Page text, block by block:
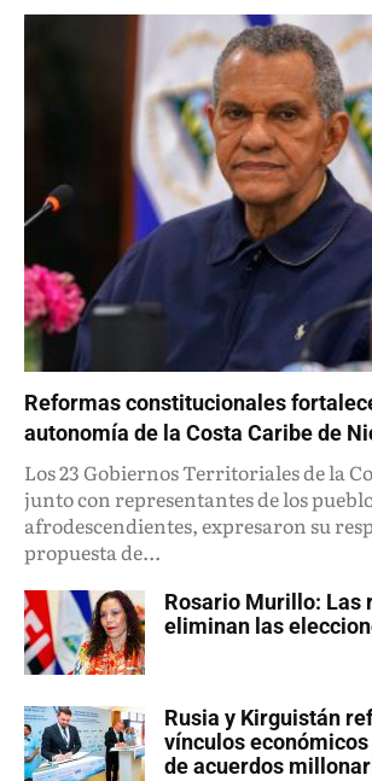
Reformas constitucionales
autonomía de la Costa Caribe de
Los 23 Gobiernos Territoriales de la
junto con representantes de los
afrodescendientes, expresaron su
propuesta de...
Rosario Murillo: Las
eliminan las
Rusia y Kirguistán
vínculos
de acuerdos